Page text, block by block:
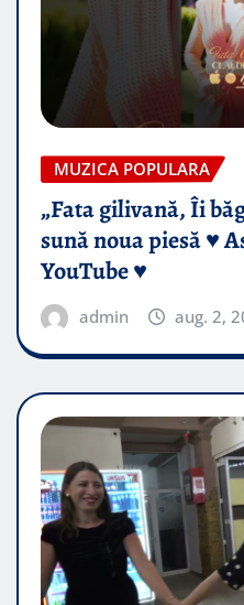
MUZICA POPULARA
„Fata gilivană, Îi
sună noua piesă ♥️
YouTube ♥️
admin aug. 2,